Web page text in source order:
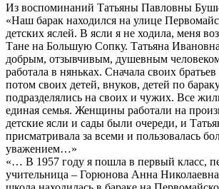
Из воспоминаний Татьяны Павловны
«Наш барак находился на улице
детских яслей. В ясли я не ходила, меня
Тане на Большую Сопку. Татьяна
добрым, отзывчивым, душевным
работала в няньках. Сначала своих
потом своих детей, внуков, детей по
подразделялись на своих и чужих. Все
единая семья. Женщины работали на
детские ясли и сады были очереди, и
присматривала за всеми и пользовалась
уважением…»
«… В 1957 году я пошла в первый класс,
учительница – Горюнова Анна